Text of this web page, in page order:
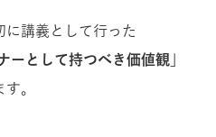
に講義として行った
ーとして持つべき価値観」
。